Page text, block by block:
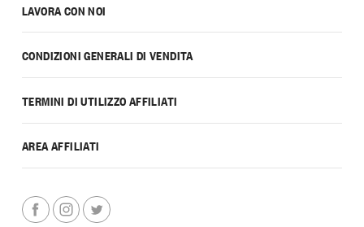
LAVORA CON NOI
CONDIZIONI GENERALI DI VENDITA
TERMINI DI UTILIZZO AFFILIATI
AREA AFFILIATI